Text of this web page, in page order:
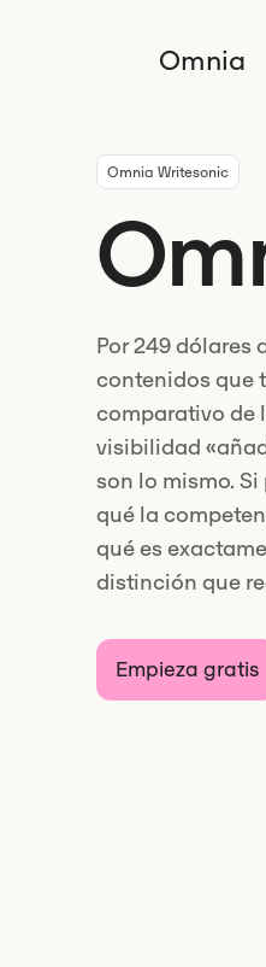
Omnia
Omnia Writesonic
Por 249 dólares
contenidos que
comparativo de
visibilidad
son lo mismo.
qué la
qué es
distinción que
Empieza gratis